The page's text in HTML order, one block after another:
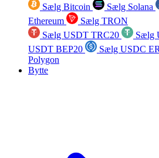
Sælg Bitcoin Sælg Solana
Ethereum
Sælg TRON
Sælg USDT TRC20
Sælg
USDT BEP20
Sælg USDC
Polygon
Bytte